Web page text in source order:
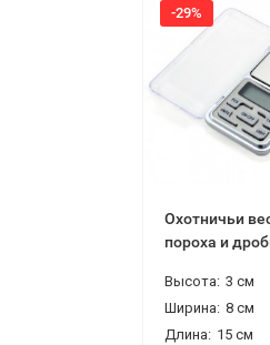
-29%
Охотничьи
пороха и
Высота: 3 см
Ширина: 8 см
Длина: 15 см